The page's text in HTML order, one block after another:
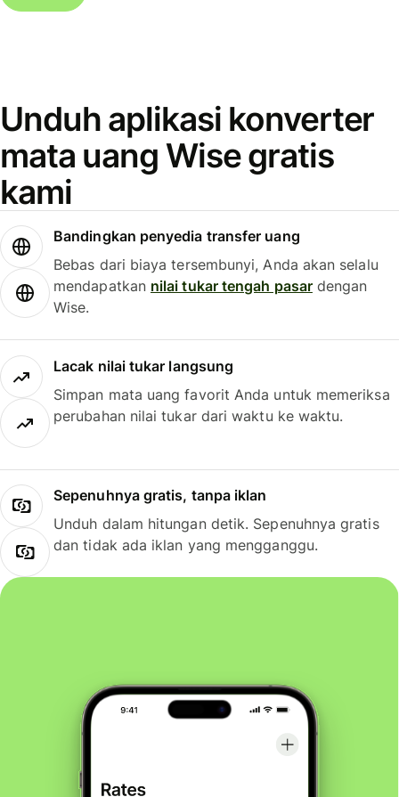
Unduh aplikasi konverter
mata uang Wise gratis
kami
Bandingkan penyedia transfer uang
Bebas dari biaya tersembunyi, Anda akan selalu
mendapatkan nilai tukar tengah pasardengan
Wise.
Lacak nilai tukar langsung
Simpan mata uang favorit Anda untuk memeriksa
perubahan nilai tukar dari waktu ke waktu.
Sepenuhnya gratis, tanpa iklan
Unduh dalam hitungan detik. Sepenuhnya gratis
dan tidak ada iklan yang mengganggu.